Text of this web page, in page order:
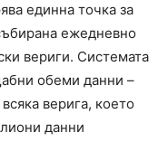
единна точка за
ежедневно
вериги. Системата
обеми данни –
верига, което
данни